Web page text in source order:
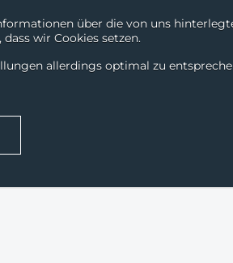
über die von uns
wir Cookies setzen.
allerdings optimal zu
Support Chili Digital
ChiliSmartTools